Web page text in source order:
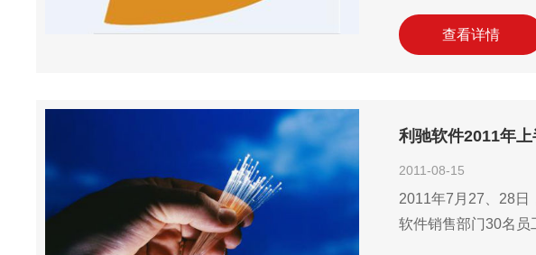
查看详情
利驰软件2011年
2011-08-15
2011年7月27、28日
软件销售部门30名员